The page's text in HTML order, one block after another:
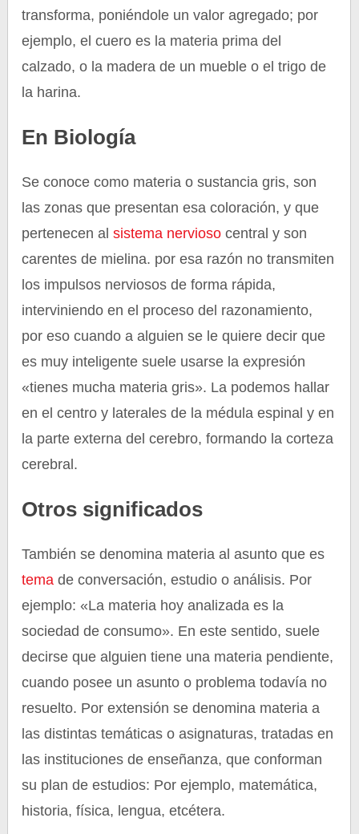
transforma, poniéndole un valor agregado; por
ejemplo, el cuero es la materia prima del
calzado, o la madera de un mueble o el trigo de
la harina.
En Biología
Se conoce como materia o sustancia gris, son
las zonas que presentan esa coloración, y que
pertenecen alsistema nervioso central y son
carentes de mielina. por esa razón no transmiten
los impulsos nerviosos de forma rápida,
interviniendo en el proceso del razonamiento,
por eso cuando a alguien se le quiere decir que
es muy inteligente suele usarse la expresión
«tienes mucha materia gris». La podemos hallar
en el centro y laterales de la médula espinal y en
la parte externa del cerebro, formando la corteza
cerebral.
Otros significados
También se denomina materia al asunto que es
tema de conversación, estudio o análisis. Por
ejemplo: «La materia hoy analizada es la
sociedad de consumo». En este sentido, suele
decirse que alguien tiene una materia pendiente,
cuando posee un asunto o problema todavía no
resuelto. Por extensión se denomina materia a
las distintas temáticas o asignaturas, tratadas en
las instituciones de enseñanza, que conforman
su plan de estudios: Por ejemplo, matemática,
historia, física, lengua, etcétera.